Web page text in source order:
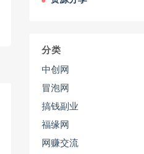
分类
中创网
冒泡网
搞钱副业
福缘网
网赚交流